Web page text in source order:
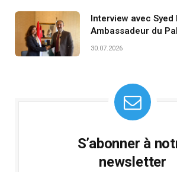
Interview avec
Ambassadeur du
30.07.2026
S’abonner à
newsletter